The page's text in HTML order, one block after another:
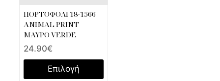
ΠΟΡΤΟΦΟΛΙ 18-1566
ANIMAL PRINT
ΜΑΥΡΟ VERDE
24.90€
Επιλογή